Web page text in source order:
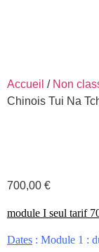
Accueil / Non
Chinois Tui Na
700,00 €
module I seul tarif
Dates : Module 1 :